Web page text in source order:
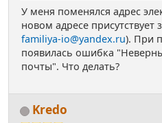
У меня поменялся адрес
новом адресе присутствует
familiya-io@yandex.ru). При
появилась ошибка
почты". Что делать?
Kredo